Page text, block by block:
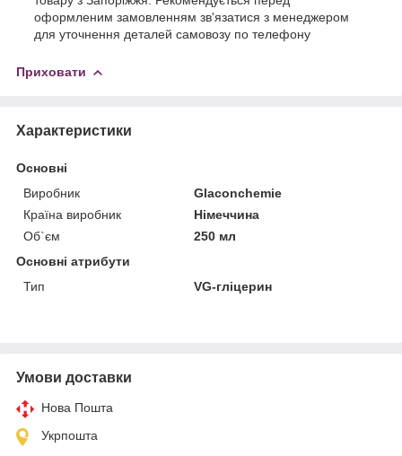
оформленим замовленням зв'язатися з менеджером
для уточнення деталей самовозу по телефону
Приховати
Характеристики
Основні
Виробник
Glaconchemie
Країна виробник
Німеччина
Об`єм
250 мл
Основні атрибути
Тип
VG-гліцерин
Умови доставки
Нова Пошта
Укрпошта